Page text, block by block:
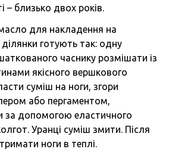
– близько двох років.
для накладення на
готують так: одну
часнику розмішати із
якісного вершкового
суміш на ноги, згори
або пергаментом,
за допомогою еластичного
Уранці суміш змити. Після
ноги в теплі.